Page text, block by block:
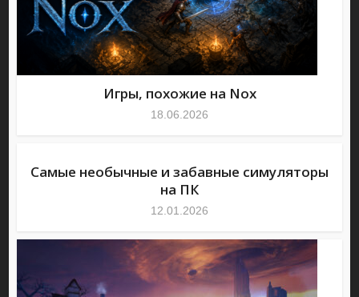
Игры, похожие на Nox
18.06.2026
Самые необычные и забавные симуляторы
на ПК
12.01.2026